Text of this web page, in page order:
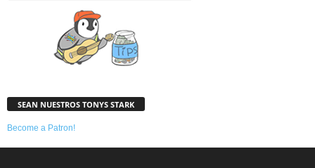
SEAN NUESTROS TONYS STARK
Become a Patron!